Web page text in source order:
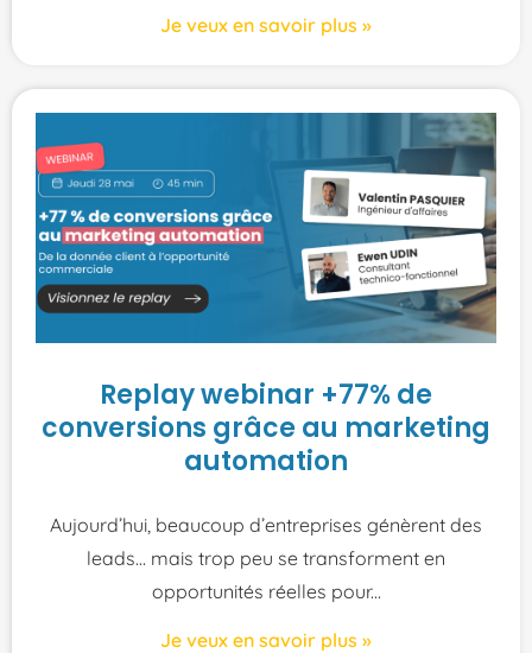
Je veux en savoir plus »
Replay webinar +77% de
conversions grâce au marketing
automation
Aujourd’hui, beaucoup d’entreprises génèrent des
leads… mais trop peu se transforment en
opportunités réelles pour
Je veux en savoir plus »